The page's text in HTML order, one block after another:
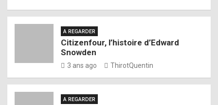
A REGARDER
Citizenfour, l’histoire d’Edward
Snowden
3 ans ago ThirotQuentin
A REGARDER